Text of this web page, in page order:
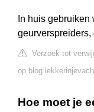
In huis
geurverspreiders,
Verzoek tot
op
Hoe moet je